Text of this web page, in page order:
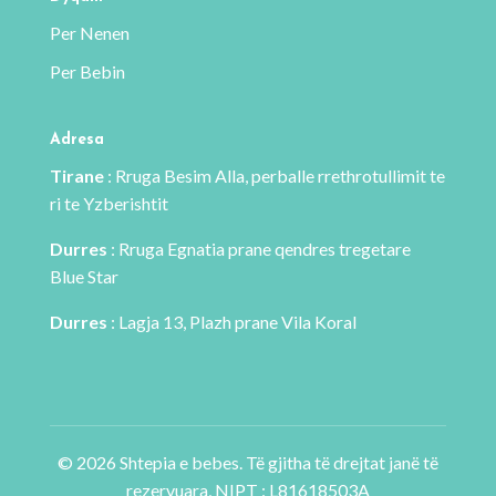
e
produktit
Per Nenen
Per Bebin
Adresa
Tirane : Rruga Besim Alla, perballe rrethrotullimit te
ri te Yzberishtit
Durres : Rruga Egnatia prane qendres tregetare
Blue Star
Durres : Lagja 13, Plazh prane Vila Koral
© 2026 Shtepia e bebes. Të gjitha të drejtat janë të
rezervuara, NIPT : L81618503A